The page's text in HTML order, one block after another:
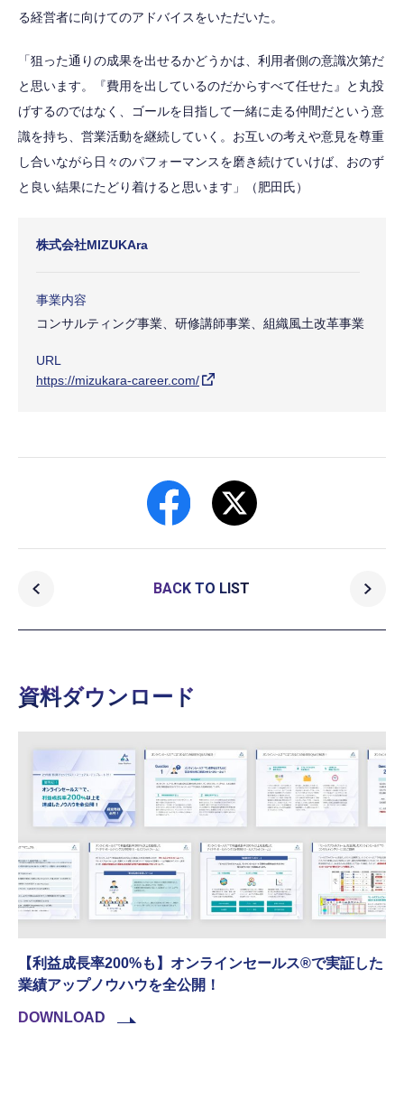
る経営者に向けてのアドバイスをいただいた。
「狙った通りの成果を出せるかどうかは、利用者側の意識次第だ
と思います。『費用を出しているのだからすべて任せた』と丸投
げするのではなく、ゴールを目指して一緒に走る仲間だという意
識を持ち、営業活動を継続していく。お互いの考えや意見を尊重
し合いながら日々のパフォーマンスを磨き続けていけば、おのず
と良い結果にたどり着けると思います」（肥田氏）
株式会社MIZUKAra
事業内容
コンサルティング事業、研修講師事業、組織風土改革事業
URL
https://mizukara-career.com/
BACK TO LIST
資料ダウンロード
【利益成長率200%も】オンラインセールス®︎で実証した
業績アップノウハウを全公開！
DOWNLOAD